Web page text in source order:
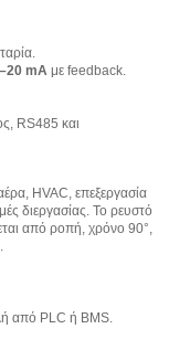
mA με feedback.
RS485 και
HVAC, επεξεργασία
διεργασίας. Το ρευστό
από ροπή, χρόνο 90°,
από PLC ή BMS.